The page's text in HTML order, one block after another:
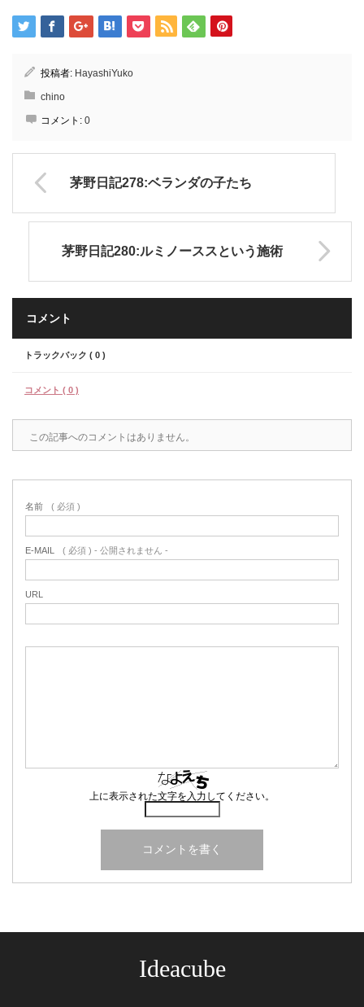
投稿者: HayashiYuko
chino
コメント: 0
茅野日記278:ベランダの子たち
茅野日記280:ルミノーススという施術
コメント
トラックバック ( 0 )
コメント ( 0 )
この記事へのコメントはありません。
名前 ( 必須 )
E-MAIL ( 必須 ) - 公開されません -
URL
上に表示された文字を入力してください。
Ideacube